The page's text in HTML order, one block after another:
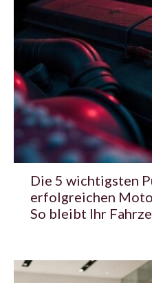
Die 5 wichtigsten
erfolgreichen
So bleibt Ihr